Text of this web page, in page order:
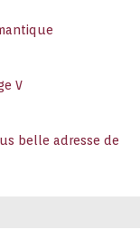
V
belle adresse de